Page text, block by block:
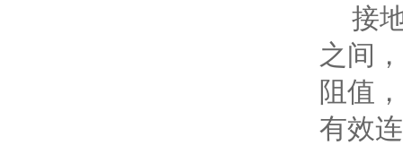
接地
之间
阻值
有效